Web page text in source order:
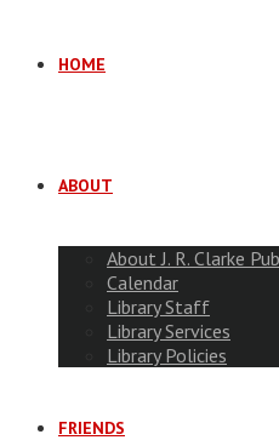
HOME
ABOUT
About J. R. Clarke
Calendar
Library Staff
Library Services
Library Policies
FRIENDS